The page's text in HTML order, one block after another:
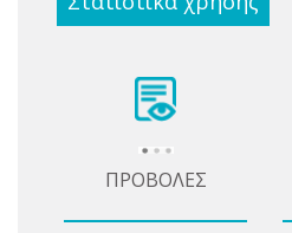
ΠΡΟΒΟΛΕΣ